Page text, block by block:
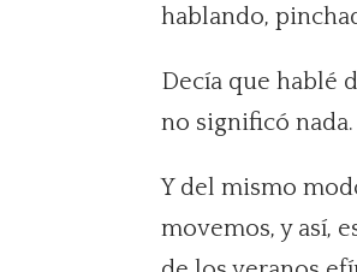
hablando,
Decía que hablé
no significó
Y del mismo
movemos, y así,